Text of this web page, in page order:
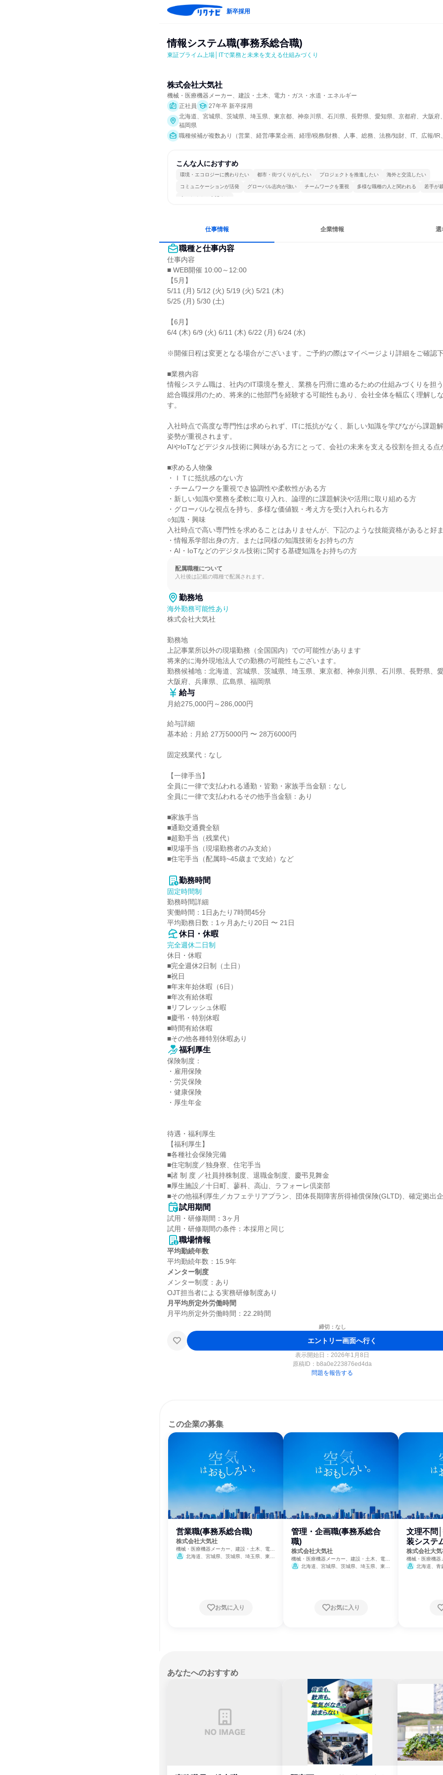
新卒採用
情報システム職(事務系総合職)
東証プライム上場│ITで業務と未来を支える仕組みづくり
株式会社大気社
機械・医療機器メーカー、建設・土木、電力・ガス・水道・エネルギー
正社員
27年卒 新卒採用
北海道、宮城県、茨城県、埼玉県、東京都、神奈川県、石川県、長野県、愛知県、京都府、大阪府
福岡県
職種候補が複数あり（営業、経営/事業企画、経理/税務/財務、人事、総務、法務/知財、IT、広報/IR
こんな人におすすめ
環境・エコロジーに携わりたい 都市・街づくりがしたい プロジェクトを推進したい 海外と交流したい
コミュニケーションが活発 グローバル志向が強い チームワークを重視 多様な職種の人と関われる 若手が
人とたくさん会話する
仕事情報 企業情報 選
職種と仕事内容
仕事内容
■ WEB開催 10:00～12:00
【5月】
5/11 (月) 5/12 (火) 5/19 (火) 5/21 (木)
5/25 (月) 5/30 (土)
【6月】
6/4 (木) 6/9 (火) 6/11 (木) 6/22 (月) 6/24 (水)
※開催日程は変更となる場合がございます。ご予約の際はマイページより詳細をご確認下
■業務内容
情報システム職は、社内のIT環境を整え、業務を円滑に進めるための仕組みづくりを担う
総合職採用のため、将来的に他部門を経験する可能性もあり、会社全体を幅広く理解し
す。
入社時点で高度な専門性は求められず、ITに抵抗がなく、新しい知識を学びながら課題
姿勢が重視されます。
AIやIoTなどデジタル技術に興味がある方にとって、会社の未来を支える役割を担える点
■求める人物像
・ＩＴに抵抗感のない方
・チームワークを重視でき協調性や柔軟性がある方
・新しい知識や業務を柔軟に取り入れ、論理的に課題解決や活用に取り組める方
・グローバルな視点を持ち、多様な価値観・考え方を受け入れられる方
○知識・興味
入社時点で高い専門性を求めることはありませんが、下記のような技能資格があると好ま
・情報系学部出身の方。または同様の知識技術をお持ちの方
・AI・IoTなどのデジタル技術に関する基礎知識をお持ちの方
配属職種について
入社後は記載の職種で配属されます。
勤務地
海外勤務可能性あり
株式会社大気社
勤務地
上記事業所以外の現場勤務（全国国内）での可能性があります
将来的に海外現地法人での勤務の可能性もございます。
勤務候補地：北海道、宮城県、茨城県、埼玉県、東京都、神奈川県、石川県、長野県、愛
大阪府、兵庫県、広島県、福岡県
給与
月給275,000円～286,000円
給与詳細
基本給：月給 27万5000円 〜 28万6000円
固定残業代：なし
【一律手当】
全員に一律で支払われる通勤・皆勤・家族手当金額：なし
全員に一律で支払われるその他手当金額：あり
■家族手当
■通勤交通費全額
■超勤手当（残業代）
■現場手当（現場勤務者のみ支給）
■住宅手当（配属時~45歳まで支給）など
勤務時間
固定時間制
勤務時間詳細
実働時間：1日あたり7時間45分
平均勤務日数：1ヶ月あたり20日 〜 21日
休日・休暇
完全週休二日制
休日・休暇
■完全週休2日制（土日）
■祝日
■年末年始休暇（6日）
■年次有給休暇
■リフレッシュ休暇
■慶弔・特別休暇
■時間有給休暇
■その他各種特別休暇あり
福利厚生
保険制度：
・雇用保険
・労災保険
・健康保険
・厚生年金
待遇・福利厚生
【福利厚生】
■各種社会保険完備
■住宅制度／独身寮、住宅手当
■諸 制 度 ／社員持株制度、退職金制度、慶弔見舞金
■厚生施設／十日町、蓼科、高山、ラフォーレ倶楽部
■その他福利厚生／カフェテリアプラン、団体長期障害所得補償保険(GLTD)、確定拠出
試用期間
試用・研修期間：3ヶ月
職場情報
平均勤続年数
メンター制度
メンター制度：あり
月平均所定外労働時間
締切：なし
エントリー画面へ行く
表示開始日：2026年1月8日
原稿ID： b8a0e223876ed4da
問題を報告する
この企業の募集
営業職(事務系総合職)
株式会社大気社
機械・医療機器メーカー、建設・土木、電
力・ガス・水道・エネルギー
北海道、宮城県、茨城県、埼玉県、東京
お気に入り
管理・企画職(事務系総合
職)
株式会社大気社
機械・医療機器メーカー、建設・土木、電
力・ガス・水道・エネルギー
北海道、宮城県、茨城県、埼玉県、東京
お気に入り
文理不問
装システ
株式会社大
機械・医療機器
力・ガス・水道
北海道、青
歌山県、鳥取
あなたへのおすすめ